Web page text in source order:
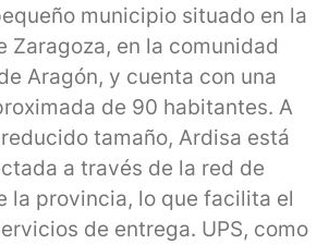
municipio situado en la
Zaragoza, en la comunidad
Aragón, y cuenta con una
de 90 habitantes. A
tamaño, Ardisa está
a través de la red de
la provincia, lo que facilita el
de entrega. UPS, como